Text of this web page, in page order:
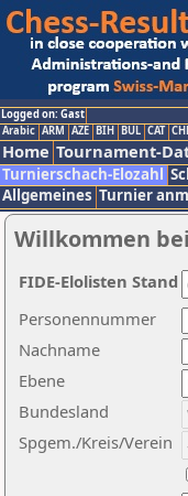
Logged on: Gast
Arabic ARM AZE BIH BUL CAT
Home Tournament-
Turnierschach-Elozahl
Allgemeines Turnier
Willkommen
Nachname
Ebene
Personennummer
Bundesland
Spgem./Kreis/Verein
FIDE-Elolisten Stand